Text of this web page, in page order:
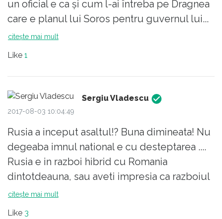
granitelor asigura "un respiro". Statul
American este o masina de razboi
autodeclarat politia lumii, economia lor nu ar
functiona fara masina de razboi.
doar pe declaratii, ci m-as uita si la ce
ascund aceste afirmatii, pt ca traim intr-o
lume a minciunilor tot mai iscusite....
un oficial e ca și cum l-ai întreba pe Dragnea
care e planul lui Soros pentru guvernul lui...
Și oricum, din câte văd eu guvernele se
propagandă indiferent că e rusă sau
occidentală.
citește mai mult
Like 1
Sergiu Vladescu
2017-08-03 10:04:49
Rusia a inceput asaltul!? Buna dimineata! Nu
degeaba imnul national e cu desteptarea ....
Rusia e in razboi hibrid cu Romania
dintotdeauna, sau aveti impresia ca razboiul
asta s- a nascut odata cu descoperirea
citește mai mult
Like 3